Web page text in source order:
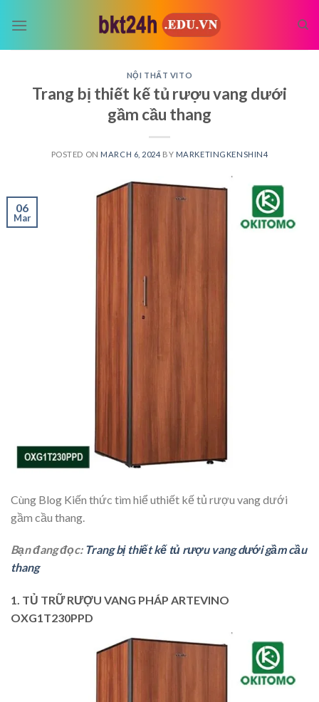
NỘI THẤT VITO
Trang bị thiết kế tủ rượu vang dưới
gầm cầu thang
POSTED ON MARCH 6, 2024 BY MARKETINGKENSHIN4
06
Mar
Cùng Blog Kiến thức tìm hiể uthiết kế tủ rượu vang dưới
gầm cầu thang.
Bạn đang đọc: Trang bị thiết kế tủ rượu vang dưới gầm cầu
thang
1. TỦ TRỮ RƯỢU VANG PHÁP ARTEVINO
OXG1T230PPD